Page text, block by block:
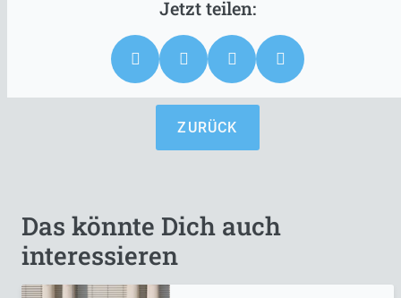
ZURÜCK
Das könnte Dich auch
interessieren